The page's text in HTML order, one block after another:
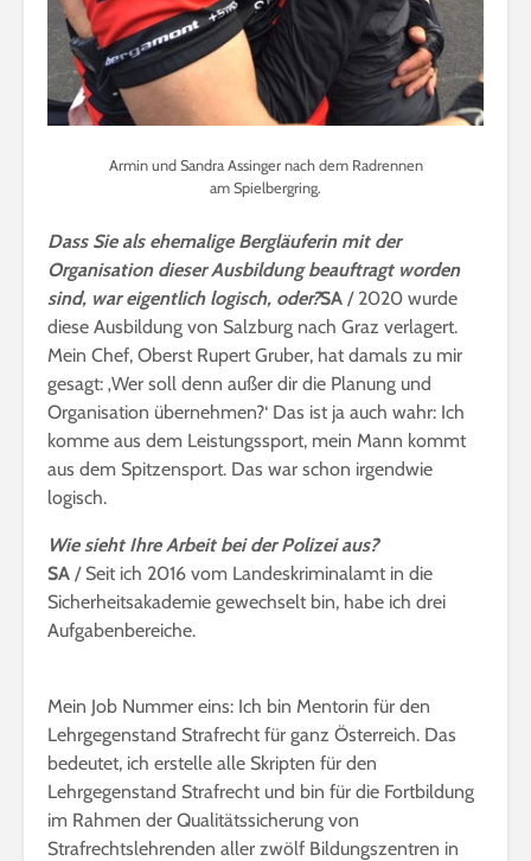
Armin und Sandra Assinger nach dem Radrennen
am Spielbergring.
Dass Sie als ehemalige Bergläuferin mit der
Organisation dieser Ausbildung beauftragt worden
sind, war eigentlich logisch, oder?SA / 2020 wurde
diese Ausbildung von Salzburg nach Graz verlagert.
Mein Chef, Oberst Rupert Gruber, hat damals zu mir
gesagt: ‚Wer soll denn außer dir die Planung und
Organisation übernehmen?‘ Das ist ja auch wahr: Ich
komme aus dem Leistungssport, mein Mann kommt
aus dem Spitzensport. Das war schon irgendwie
logisch.
Wie sieht Ihre Arbeit bei der Polizei aus?
SA / Seit ich 2016 vom Landeskriminalamt in die
Sicherheitsakademie gewechselt bin, habe ich drei
Aufgabenbereiche.
Mein Job Nummer eins: Ich bin Mentorin für den
Lehrgegenstand Strafrecht für ganz Österreich. Das
bedeutet, ich erstelle alle Skripten für den
Lehrgegenstand Strafrecht und bin für die Fortbildung
im Rahmen der Qualitätssicherung von
Strafrechtslehrenden aller zwölf Bildungszentren in